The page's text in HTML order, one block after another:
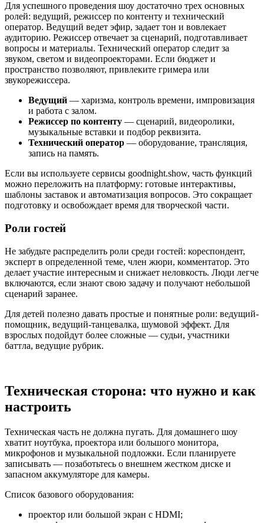
Для успешного проведения шоу достаточно трех основных
ролей: ведущий, режиссер по контенту и технический
оператор. Ведущий ведет эфир, задает тон и вовлекает
аудиторию. Режиссер отвечает за сценарий, подготавливает
вопросы и материалы. Технический оператор следит за
звуком, светом и видеопроекторами. Если бюджет и
пространство позволяют, привлеките гримера или
звукорежиссера.
Ведущий — харизма, контроль времени, импровизация
и работа с залом.
Режиссер по контенту — сценарий, видеоролики,
музыкальные вставки и подбор реквизита.
Технический оператор — оборудование, трансляция,
запись на память.
Если вы используете сервисы goodnight.show, часть функций
можно переложить на платформу: готовые интерактивы,
шаблоны заставок и автоматизация вопросов. Это сокращает
подготовку и освобождает время для творческой части.
Роли гостей
Не забудьте распределить роли среди гостей: кореспондент,
эксперт в определенной теме, член жюри, комментатор. Это
делает участие интересным и снижает неловкость. Люди легче
включаются, если знают свою задачу и получают небольшой
сценарий заранее.
Для детей полезно давать простые и понятные роли: ведущий-
помощник, ведущий-танцевалка, шумовой эффект. Для
взрослых подойдут более сложные — судьи, участники
баттла, ведущие рубрик.
Техническая сторона: что нужно и как
настроить
Техническая часть не должна пугать. Для домашнего шоу
хватит ноутбука, проектора или большого монитора,
микрофонов и музыкальной подложки. Если планируете
записывать — позаботьтесь о внешнем жестком диске и
запасном аккумуляторе для камеры.
Список базового оборудования:
проектор или большой экран с HDMI;